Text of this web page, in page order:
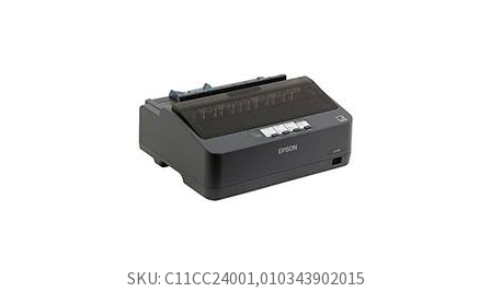
SKU: C11CC24001,010343902015